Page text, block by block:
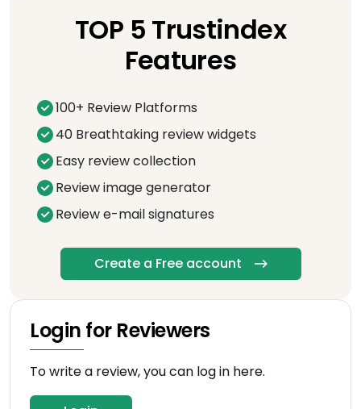
TOP 5 Trustindex
Features
100+ Review Platforms
40 Breathtaking review widgets
Easy review collection
Review image generator
Review e-mail signatures
Create a Free account
Login for Reviewers
To write a review, you can log in here.